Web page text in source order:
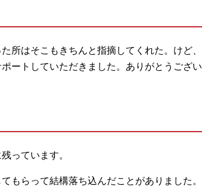
所はそこもきちんと指摘してくれた。けど、
ートしていただきました。ありがとうござい
っています。
もらって結構落ち込んだことがありました。